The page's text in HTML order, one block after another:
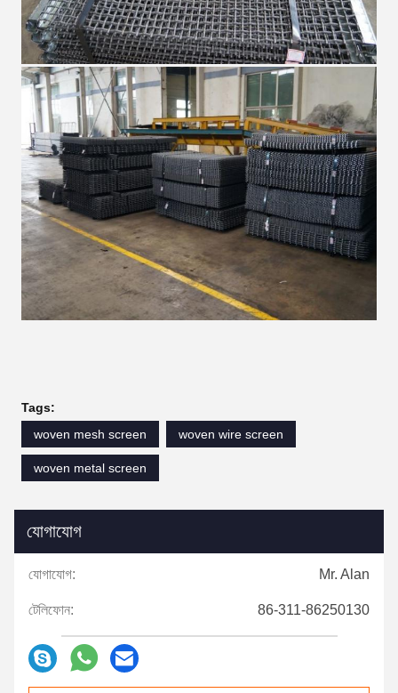
Tags:
woven mesh screen
woven wire screen
woven metal screen
যোগাযোগ
যোগাযোগ: Mr. Alan
টেলিফোন: 86-311-86250130